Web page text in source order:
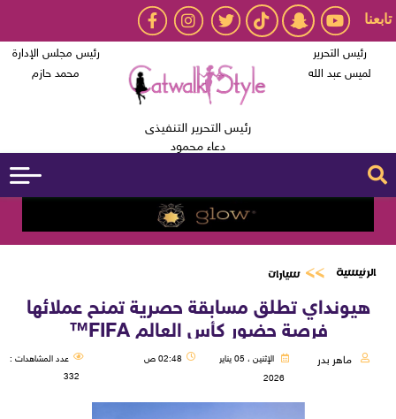
تابعنا
رئيس التحرير
لميس عبد الله
رئيس التحرير التنفيذى
دعاء محمود
رئيس مجلس الإدارة
محمد حازم
الرئيسية سيارات
هيونداي تطلق مسابقة حصرية تمنح عملائها
فرصة حضور كأس العالم FIFA™
ماهر بدر
الإثنين ، 05 يناير
2026
02:48 ص
عدد المشاهدات :
332